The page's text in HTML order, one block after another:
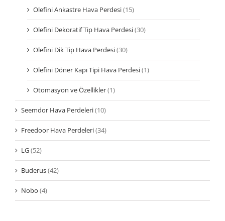
Olefini Ankastre Hava Perdesi(15)
Olefini Dekoratif Tip Hava Perdesi(30)
Olefini Dik Tip Hava Perdesi(30)
Olefini Döner Kapı Tipi Hava Perdesi(1)
Otomasyon ve Özellikler(1)
Seemdor Hava Perdeleri(10)
Freedoor Hava Perdeleri(34)
LG(52)
Buderus(42)
Nobo (4)